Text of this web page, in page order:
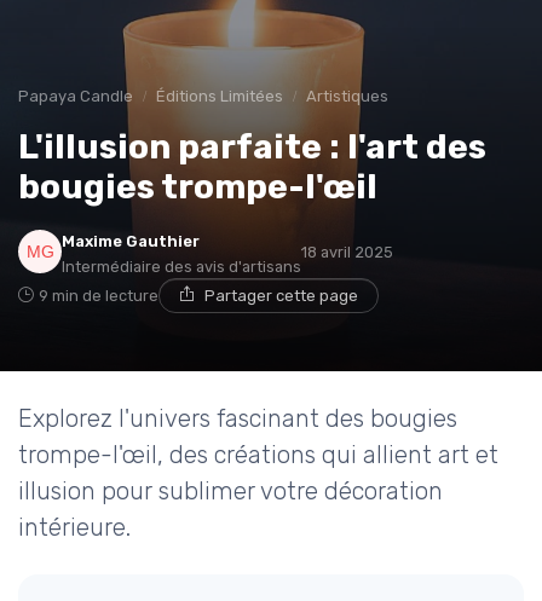
Papaya Candle Éditions Limitées Artistiques
L'illusion parfaite : l'art des
bougies trompe-l'œil
Maxime Gauthier
Intermédiaire des avis d'artisans
18 avril 2025
9 min de lecture Partager cette page
Explorez l'univers fascinant des bougies
trompe-l'œil, des créations qui allient art et
illusion pour sublimer votre décoration
intérieure.